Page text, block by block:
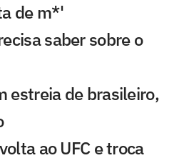
de m*'
saber sobre o
estreia de brasileiro,
ao UFC e troca